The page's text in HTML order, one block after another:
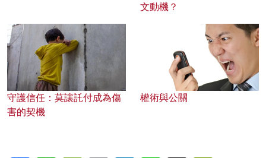
文動機？
守護信任：莫讓託付成為傷
害的契機
權術與公關